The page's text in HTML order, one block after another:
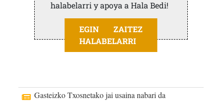
halabelarri y apoya a Hala Bedi!
EGIN ZAITEZ
HALABELARRI
Gasteizko Txosnetako jai usaina nabari da